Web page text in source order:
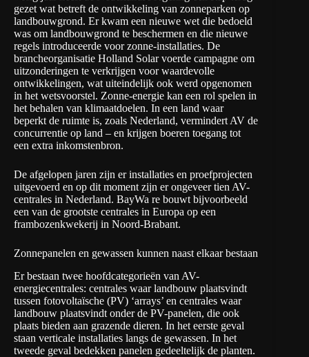
gezet wat betreft de ontwikkeling van zonneparken op
landbouwgrond. Er kwam een nieuwe wet die bedoeld
was om landbouwgrond te beschermen en die nieuwe
regels introduceerde voor zonne-installaties. De
brancheorganisatie Holland Solar voerde campagne om
uitzonderingen te verkrijgen voor waardevolle
ontwikkelingen, wat uiteindelijk ook werd opgenomen
in het wetsvoorstel. Zonne-energie kan een rol spelen in
het behalen van klimaatdoelen. In een land waar
beperkt de ruimte is, zoals Nederland, vermindert AV de
concurrentie op land – en krijgen boeren toegang tot
een extra inkomstenbron.
De afgelopen jaren zijn er installaties en proefprojecten
uitgevoerd en op dit moment zijn er ongeveer tien AV-
centrales in Nederland. BayWa re bouwt bijvoorbeeld
een van de grootste centrales in Europa op een
frambozenkwekerij in Noord-Brabant.
Zonnepanelen en gewassen kunnen naast elkaar bestaan
Er bestaan twee hoofdcategorieën van AV-
energiecentrales: centrales waar landbouw plaatsvindt
tussen fotovoltaïsche (PV) ‘arrays’ en centrales waar
landbouw plaatsvindt onder de PV-panelen, die ook
plaats bieden aan grazende dieren. In het eerste geval
staan verticale installaties langs de gewassen. In het
tweede geval bedekken panelen gedeeltelijk de planten.